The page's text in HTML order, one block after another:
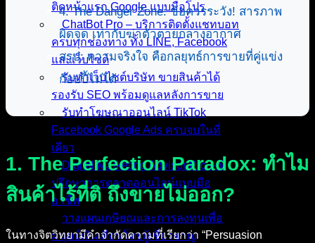
ติดหน้าแรก Google แบบมือโปร
ChatBot Pro – บริการติดตั้งแชทบอท
ครบทุกช่องทาง ทั้ง LINE, Facebook
และเว็บไซต์
รับทำเว็บไซต์บริษัท ขายสินค้าได้
รองรับ SEO พร้อมดูแลหลังการขาย
รับทำโฆษณาออนไลน์ TikTok
Facebook Google Ads ครบจบในที่
เดียว
Digital Marketing Advisor Pro – ที่
ปรึกษาการตลาดออนไลน์แบบมือ
อาชีพ
วางแผนเกษียณและการลงทุนเพื่อ
มนุษย์เงินเดือนโดยผู้เชี่ยวชาญ
4. The Danger Zone: ข้อควรระวัง! สารภาพ
ผิดจุด เท่ากับฆ่าตัวตายกลางอากาศ
สรุป: ความจริงใจ คือกลยุทธ์การขายที่คู่แข่ง
ก๊อปปี้ไม่ได้
1. The Perfection Paradox: ทำไม
สินค้าไร้ที่ติ ถึงขายไม่ออก?
ในทางจิตวิทยามีคำจำกัดความที่เรียกว่า “Persuasion